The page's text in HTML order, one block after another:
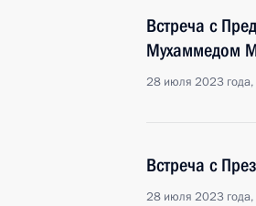
Встреча с
Мухаммедом
28 июля 2023
Встреча с
28 июля 2023